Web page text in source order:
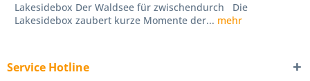
Lakesidebox Der Waldsee für zwischendurch Die
Lakesidebox zaubert kurze Momente der... mehr
Service Hotline